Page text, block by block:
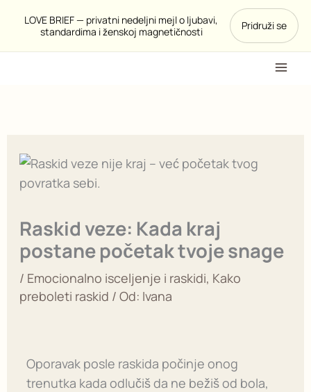
LOVE BRIEF — privatni nedeljni mejl o ljubavi,
standardima i ženskoj magnetičnosti
Pridruži se
sadržaj
Raskid veze: Kada kraj
postane početak tvoje snage
/ Emocionalno isceljenje i raskidi, Kako
preboleti raskid / Od: Ivana
Oporavak posle raskida počinje onog
trenutka kada odlučiš da ne bežiš od bola,